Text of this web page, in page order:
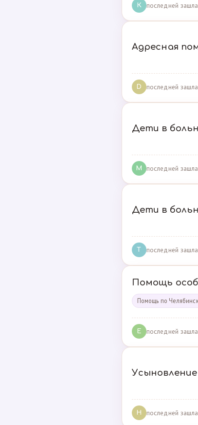
К последней зашла
Адресная
D последней зашла
Дети в
M последней зашла
Дети в
T последней зашла
Помощь
Помощь по
Е последней зашла
Усыновление
Н последней зашла